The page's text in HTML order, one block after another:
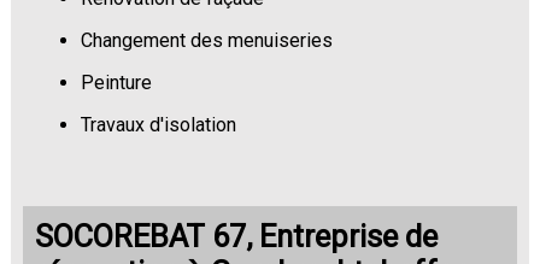
Changement des menuiseries
Peinture
Travaux d'isolation
SOCOREBAT 67, Entreprise de